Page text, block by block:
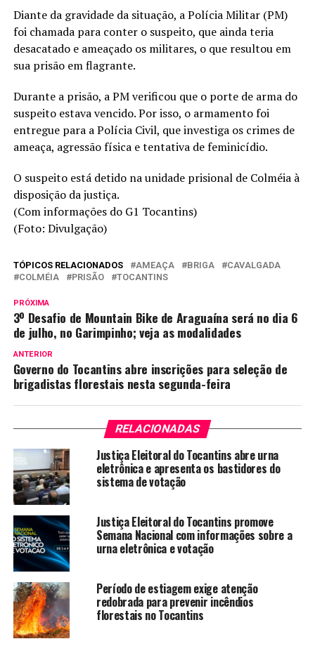
Diante da gravidade da situação, a Polícia Militar (PM)
foi chamada para conter o suspeito, que ainda teria
desacatado e ameaçado os militares, o que resultou em
sua prisão em flagrante.
Durante a prisão, a PM verificou que o porte de arma do
suspeito estava vencido. Por isso, o armamento foi
entregue para a Polícia Civil, que investiga os crimes de
ameaça, agressão física e tentativa de feminicídio.
O suspeito está detido na unidade prisional de Colméia à
disposição da justiça.
(Com informações do G1 Tocantins)
(Foto: Divulgação)
TÓPICOS RELACIONADOS AMEAÇA BRIGA
CAVALGADA
COLMÉIA
PRISÃO TOCANTINS
PRÓXIMA
3º Desafio de Mountain Bike de Araguaína será no dia 6
de julho, no Garimpinho; veja as modalidades
ANTERIOR
Governo do Tocantins abre inscrições para seleção de
brigadistas florestais nesta segunda-feira
RELACIONADAS
Justiça Eleitoral do Tocantins abre urna
eletrônica e apresenta os bastidores do
sistema de votação
Justiça Eleitoral do Tocantins promove
Semana Nacional com informações sobre a
urna eletrônica e votação
Período de estiagem exige atenção
redobrada para prevenir incêndios
florestais no Tocantins